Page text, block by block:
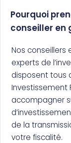
Pourquoi
conseiller en
Nos conseillers
experts de
disposent tous
Investissement
accompagner
de la
votre fiscalité.